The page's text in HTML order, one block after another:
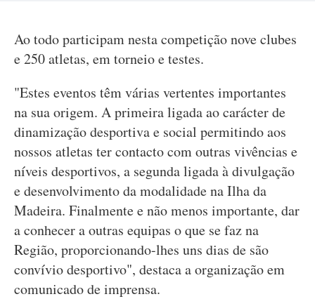
Ao todo participam nesta competição nove clubes
e 250 atletas, em torneio e testes.
"Estes eventos têm várias vertentes importantes
na sua origem. A primeira ligada ao carácter de
dinamização desportiva e social permitindo aos
nossos atletas ter contacto com outras vivências e
níveis desportivos, a segunda ligada à divulgação
e desenvolvimento da modalidade na Ilha da
Madeira. Finalmente e não menos importante, dar
a conhecer a outras equipas o que se faz na
Região, proporcionando-lhes uns dias de são
convívio desportivo", destaca a organização em
comunicado de imprensa.